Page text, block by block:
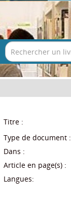
Titre :
Type de document :
Dans :
Article en page(s) :
Langues: